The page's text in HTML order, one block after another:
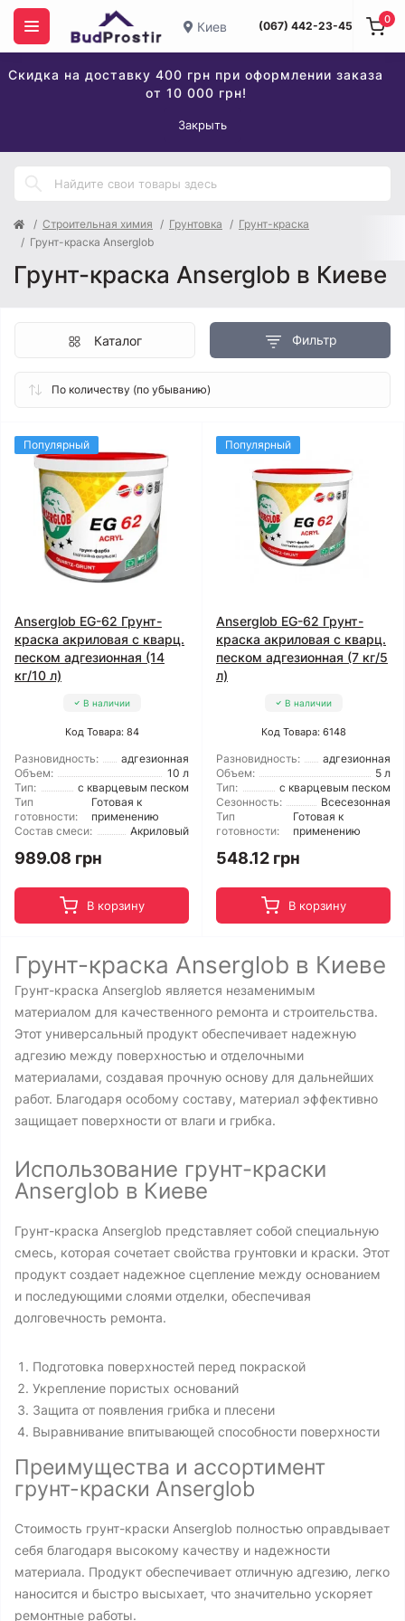
Киев (067) 442-23-45
Скидка на доставку 400 грн при оформлении заказа
от 10 000 грн!
Закрыть
0
Строительная химия Грунтовка
Грунт-краска
Грунт-краска Anserglob
Грунт-краска Anserglob в Киеве
Фильтр
Каталог
Популярный
Anserglob EG-62 Грунт-
краска акриловая с кварц.
песком адгезионная (14
кг/10 л)
В наличии
Код Товара: 84
Разновидность:
адгезионная
Объем:
10 л
Тип:
с кварцевым песком
Тип
готовности:
Готовая к
применению
Состав смеси:
Акриловый
989.08 грн
В корзину
Популярный
Anserglob EG-62 Грунт-
краска акриловая с кварц.
песком адгезионная (7 кг/5
л)
В наличии
Код Товара: 6148
Разновидность:
адгезионная
Объем:
5 л
Тип:
с кварцевым песком
Сезонность:
Всесезонная
Тип
готовности:
Готовая к
применению
548.12 грн
В корзину
Грунт-краска Anserglob в Киеве
Грунт-краска Anserglob является незаменимым
материалом для качественного ремонта и строительства.
Этот универсальный продукт обеспечивает надежную
адгезию между поверхностью и отделочными
материалами, создавая прочную основу для дальнейших
работ. Благодаря особому составу, материал эффективно
защищает поверхности от влаги и грибка.
Использование грунт-краски
Anserglob в Киеве
Грунт-краска Anserglob представляет собой специальную
смесь, которая сочетает свойства грунтовки и краски. Этот
продукт создает надежное сцепление между основанием
и последующими слоями отделки, обеспечивая
долговечность ремонта.
Подготовка поверхностей перед покраской
Укрепление пористых оснований
Защита от появления грибка и плесени
Выравнивание впитывающей способности поверхности
Преимущества и ассортимент
грунт-краски Anserglob
Стоимость грунт-краски Anserglob полностью оправдывает
себя благодаря высокому качеству и надежности
материала. Продукт обеспечивает отличную адгезию, легко
наносится и быстро высыхает, что значительно ускоряет
ремонтные работы.